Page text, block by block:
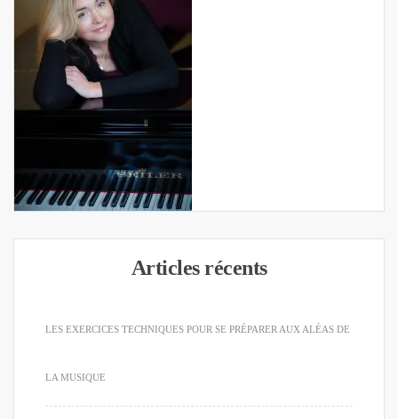
Articles récents
LES EXERCICES TECHNIQUES POUR SE PRÉPARER AUX ALÉAS DE
LA MUSIQUE